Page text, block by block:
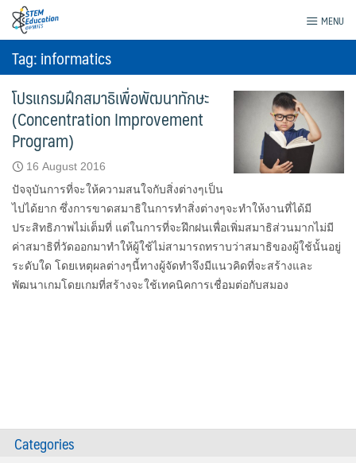
Skip
STEM Education @MWITS MENU
Tag: informatics
โปรแกรมฝึกสมาธิเพื่อพัฒนาทักษะ
(Concentration Improvement
Program)
16 August 2016
ปัจจุบันการที่จะให้ความสนใจกับสิ่งต่างๆเป็น
ไปได้ยาก ซึ่งการขาดสมาธิในการทำสิ่งต่างๆจะทำให้งานที่ได้มี
ประสิทธิภาพไม่เต็มที่ แต่ในการที่จะฝึกฝนเพื่อเพิ่มสมาธิส่วนมากไม่มี
ค่าสมาธิที่วัดออกมาทำให้ผู้ใช้ไม่สามารถทราบว่าสมาธิของผู้ใช้นั้นอยู่
ระดับใด โดยเหตุผลต่างๆนี้ทางผู้จัดทำจึงมีแนวคิดที่จะสร้างและ
พัฒนาเกมโดยเกมที่สร้างจะใช้เทคนิคการเชื่อมต่อกับสมอง
Categories